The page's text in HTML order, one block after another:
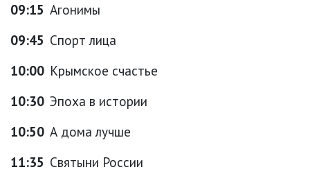
09:15 Агонимы
09:45 Спорт лица
10:00 Крымское счастье
10:30 Эпоха в истории
10:50 А дома лучше
11:35 Святыни России